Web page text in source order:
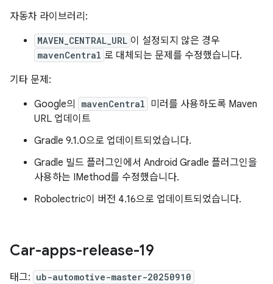
자동차 라이브러리:
MAVEN_CENTRAL_URL 이 설정되지 않은 경우
mavenCentral 로 대체되는 문제를 수정했습니다.
기타 문제:
Google의
mavenCentral 미러를 사용하도록 Maven
URL 업데이트
Gradle 9.1.0으로 업데이트되었습니다.
Gradle 빌드 플러그인에서 Android Gradle 플러그인을
사용하는 IMethod를 수정했습니다.
Robolectric이 버전 4.16으로 업데이트되었습니다.
Car-apps-release-19
태그: ub-automotive-master-20250910